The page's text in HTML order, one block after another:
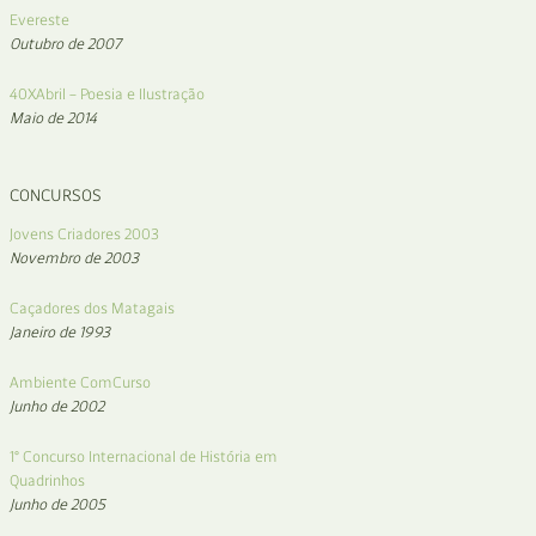
Evereste
Outubro de 2007
40XAbril – Poesia e Ilustração
Maio de 2014
CONCURSOS
Jovens Criadores 2003
Novembro de 2003
Caçadores dos Matagais
Janeiro de 1993
Ambiente ComCurso
Junho de 2002
1° Concurso Internacional de História em
Quadrinhos
Junho de 2005